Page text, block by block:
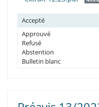
Accepté
Approuvé
Refusé
Abstention
Bulletin blanc